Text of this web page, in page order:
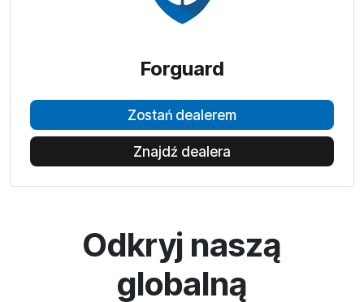
Forguard
Zostań dealerem
Znajdź dealera
Odkryj naszą
globalną